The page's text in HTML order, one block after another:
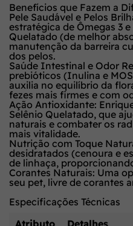
Benefícios que Fazem a
Pele Saudável e Pelos
estratégica de Ômegas 3 e
Quelatado (de melhor
manutenção da barreira
dos pelos.
Saúde Intestinal e Odor
prebióticos (Inulina e
auxilia no equilíbrio da
fezes mais firmes e com
Ação Antioxidante:
Selênio Quelatado, que
naturais e combater os
mais vitalidade.
Nutrição com Toque
desidratados (cenoura e
de linhaça,
Corantes Naturais: Uma
seu pet, livre de corantes
Especificações Técnicas
Atributo
Detalhes